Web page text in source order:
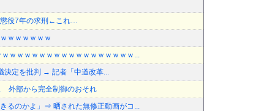
懲役7年の求刑←これ…
ｗｗｗｗｗｗ
ｗｗｗｗｗｗｗｗｗｗｗｗｗｗｗｗｗ...
決定を批判 → 記者「中道改革...
外部から完全制御のおそれ
るのかよ」⇒ 晒された無修正動画がコ...